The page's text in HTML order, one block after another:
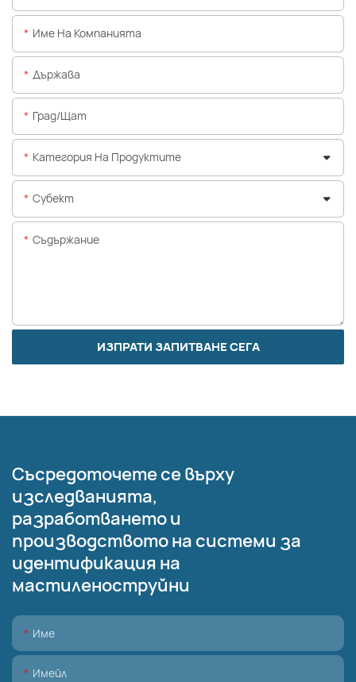
Име На Компанията
Държава
Град/щат
Категория На Продуктите
Субект
Съдържание
ИЗПРАТИ ЗАПИТВАНЕ СЕГА
Съсредоточете се върху
изследванията,
разработването и
производството на системи за
идентификация на
мастиленоструйни
Име
Имейл